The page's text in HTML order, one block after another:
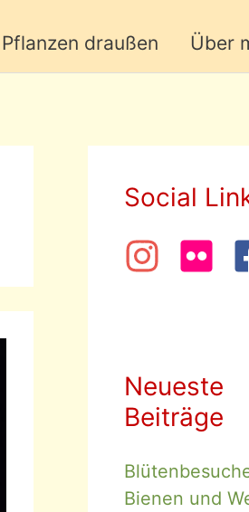
Pflanzen draußen Über
Social
Neueste
Beiträge
Bienen und